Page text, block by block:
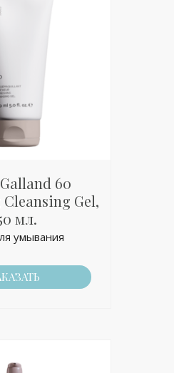
60
Gel,
мл.
умывания